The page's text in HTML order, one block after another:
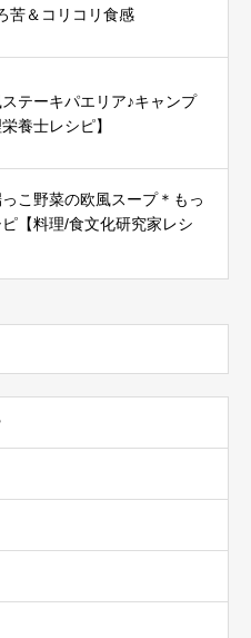
苦＆コリコリ食感
テーキパエリア♪キャンプ
養士レシピ】
こ野菜の欧風スープ＊もっ
【料理/食文化研究家レシ